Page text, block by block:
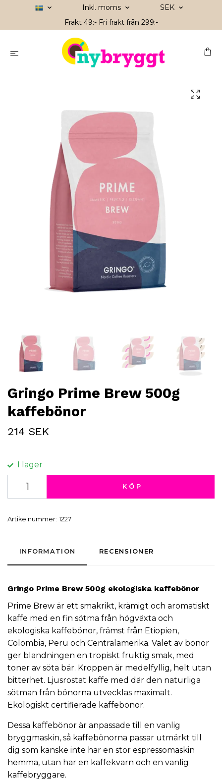
Inkl. moms
SEK
Frakt 49:- Fri frakt från 299:-
Gringo Prime Brew 500g
kaffebönor
214 SEK
I lager
KÖP
Artikelnummer: 1227
INFORMATION RECENSIONER
Gringo Prime Brew 500g ekologiska kaffebönor
Prime Brew är ett smakrikt, krämigt och aromatiskt
kaffe med en fin sötma från högväxta och
ekologiska kaffebönor, främst från Etiopien,
Colombia, Peru och Centralamerika. Valet av bönor
ger blandningen en tropiskt fruktig smak, med
toner av söta bär. Kroppen är medelfyllig, helt utan
bitterhet. Ljusrostat kaffe med där den naturliga
sötman från bönorna utvecklas maximalt.
Ekologiskt certifierade kaffebönor.
Dessa kaffebönor är anpassade till en vanlig
bryggmaskin, så kaffebönorna passar utmärkt till
dig som kanske inte har en stor espressomaskin
hemma, utan har en kaffekvarn och en vanlig
kaffebryggare.